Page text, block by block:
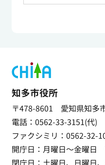
知多市役所
〒478-8601 愛知県知多
電話：0562-33-3151(代)
ファクシミリ：0562-32-
開庁日：月曜日～金曜日